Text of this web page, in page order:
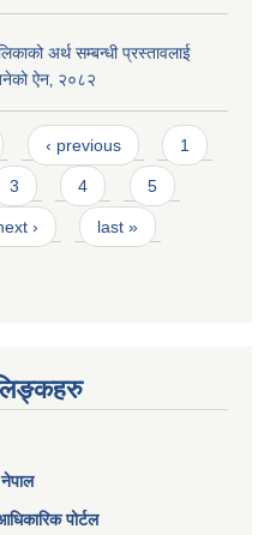
अर्थ सम्बन्धी प्रस्तावलाई
ऐन‚ २०८२
‹ previous 1
3 4 5
› last »
पोर्टल